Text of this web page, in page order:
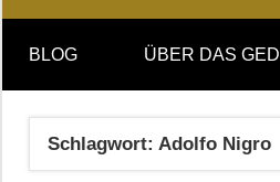
DAS
GEDICHT
blog
DAS
GEDICHT.
Zeitschrift
BLOG ÜBER DAS
Schlagwort: Adolfo Nigro